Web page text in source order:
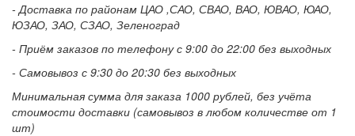
- Доставка по районам ЦАО ,САО, СВАО, ВАО, ЮВАО, ЮАО,
ЮЗАО, ЗАО, СЗАО, Зеленоград
- Приём заказов по телефону с 9:00 до 22:00 без выходных
- Самовывоз с 9:30 до 20:30 без выходных
Минимальная сумма для заказа 1000 рублей, без учёта
стоимости доставки (самовывоз в любом количестве от 1
шт)